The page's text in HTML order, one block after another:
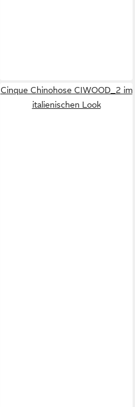
Cinque Chinohose CIWOOD_2 im
italienischen Look